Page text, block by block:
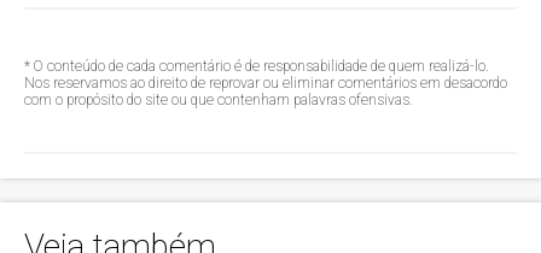
* O conteúdo de cada comentário é de responsabilidade de quem realizá-lo.
Nos reservamos ao direito de reprovar ou eliminar comentários em desacordo
com o propósito do site ou que contenham palavras ofensivas.